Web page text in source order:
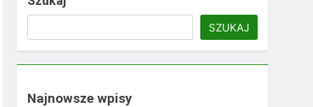
SZUKAJ
Najnowsze wpisy